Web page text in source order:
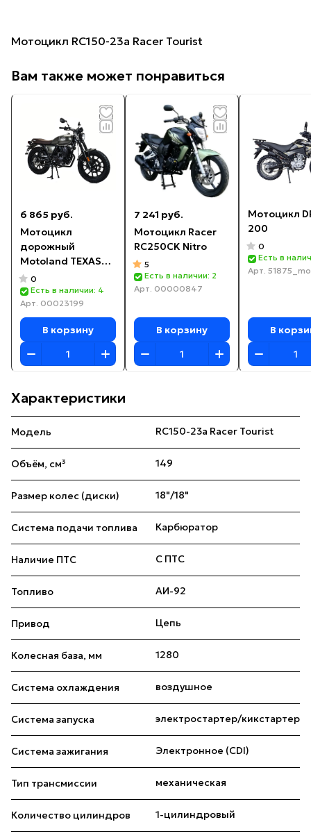
Мотоцикл RC150-23a Racer Tourist
Вам также может понравиться
6 865 руб.
Мотоцикл
дорожный
Motoland TEXAS
300
(СПОРТИНВЕНТАРЬ
(Без ПТС)
0
Есть в наличии: 4
Арт. 00023199
В корзину
7 241 руб.
Мотоцикл Racer
RC250CK Nitro
5
Есть в наличии: 2
Арт. 00000847
В корзину
Мотоцикл
200
0
Есть в
Арт.
В
Характеристики
Модель RC150-23a Racer Tourist
Объём, см³ 149
Размер колес (диски) 18"/18"
Система подачи топлива Карбюратор
Наличие ПТС С ПТС
Топливо АИ-92
Привод Цепь
Колесная база, мм 1280
Система охлаждения воздушное
Система запуска электростартер/кикстартер
Система зажигания Электронное (CDI)
Тип трансмиссии механическая
Количество цилиндров 1-цилиндровый